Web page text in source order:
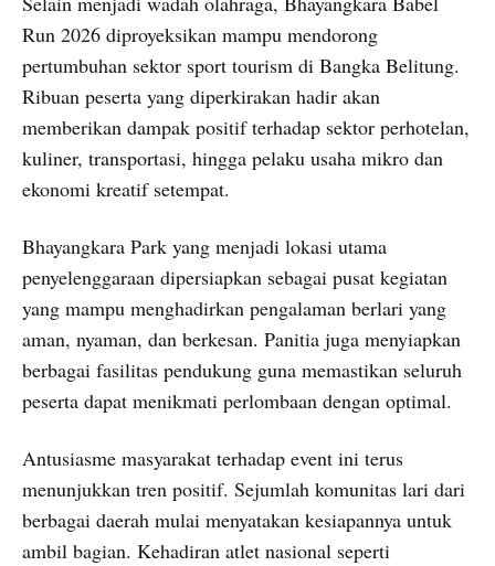
Run 2026 diproyeksikan mampu mendorong
pertumbuhan sektor sport tourism di Bangka Belitung.
Ribuan peserta yang diperkirakan hadir akan
memberikan dampak positif terhadap sektor perhotelan,
kuliner, transportasi, hingga pelaku usaha mikro dan
ekonomi kreatif setempat.
Bhayangkara Park yang menjadi lokasi utama
penyelenggaraan dipersiapkan sebagai pusat kegiatan
yang mampu menghadirkan pengalaman berlari yang
aman, nyaman, dan berkesan. Panitia juga menyiapkan
berbagai fasilitas pendukung guna memastikan seluruh
peserta dapat menikmati perlombaan dengan optimal.
Antusiasme masyarakat terhadap event ini terus
menunjukkan tren positif. Sejumlah komunitas lari dari
berbagai daerah mulai menyatakan kesiapannya untuk
ambil bagian. Kehadiran atlet nasional seperti